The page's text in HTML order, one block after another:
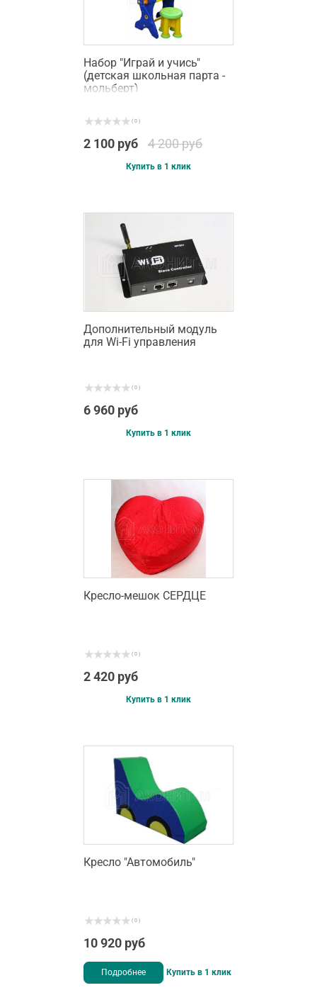
Набор "Играй и учись"
(детская школьная парта -
мольберт)
( 0 )
2 100 руб 4 200 руб
Купить в 1 клик
Дополнительный модуль
для Wi-Fi управления
( 0 )
6 960 руб
Купить в 1 клик
Кресло-мешок СЕРДЦЕ
( 0 )
2 420 руб
Купить в 1 клик
Кресло "Автомобиль"
( 0 )
10 920 руб
Подробнее Купить в 1 клик